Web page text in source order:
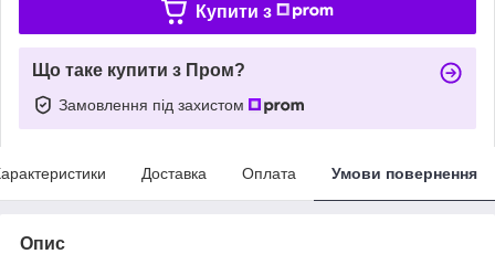
Купити з
Що таке купити з Пром?
Замовлення під захистом
Доставка Оплата Умови повернення
Опис